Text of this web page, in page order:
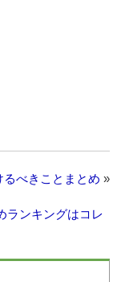
べきことまとめ »
ランキングはコレ